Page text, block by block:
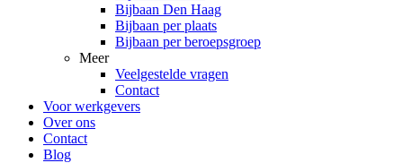
Bijbaan Den Haag
Bijbaan per plaats
Bijbaan per beroepsgroep
Meer
Veelgestelde vragen
Contact
Voor werkgevers
Over ons
Contact
Blog